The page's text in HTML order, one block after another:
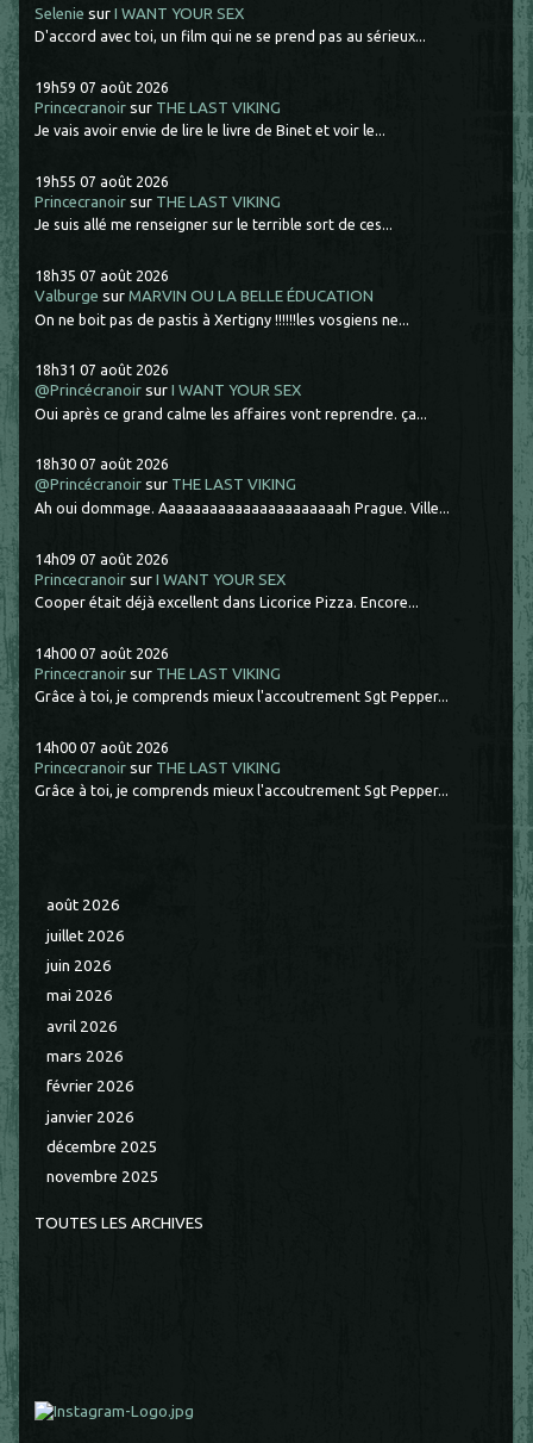
Selenie surI WANT YOUR SEX
D'accord avec toi, un film qui ne se prend pas au sérieux...
19h59 07 août 2026
Princecranoir sur THE LAST VIKING
Je vais avoir envie de lire le livre de Binet et voir le...
19h55 07 août 2026
Princecranoir sur THE LAST VIKING
Je suis allé me renseigner sur le terrible sort de ces...
18h35 07 août 2026
Valburge surMARVIN OU LA BELLE ÉDUCATION
On ne boit pas de pastis à Xertigny !!!!!!les vosgiens ne...
18h31 07 août 2026
@Princécranoir surI WANT YOUR SEX
Oui après ce grand calme les affaires vont reprendre. ça...
18h30 07 août 2026
@Princécranoir sur THE LAST VIKING
Ah oui dommage. Aaaaaaaaaaaaaaaaaaaaaah Prague. Ville...
14h09 07 août 2026
Princecranoir surI WANT YOUR SEX
Cooper était déjà excellent dans Licorice Pizza. Encore...
14h00 07 août 2026
Princecranoir sur THE LAST VIKING
Grâce à toi, je comprends mieux l'accoutrement Sgt Pepper...
14h00 07 août 2026
Princecranoir sur THE LAST VIKING
Grâce à toi, je comprends mieux l'accoutrement Sgt Pepper...
août 2026
juillet 2026
juin 2026
mai 2026
avril 2026
mars 2026
février 2026
janvier 2026
décembre 2025
novembre 2025
TOUTES LES ARCHIVES